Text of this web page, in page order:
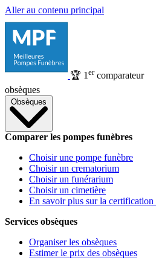
Aller au contenu principal
🏆 1 ercomparateur
obsèques
Obsèques
Comparer les pompes funèbres
Choisir une pompe funèbre
Choisir un crematorium
Choisir un funérarium
Choisir un cimetière
En savoir plus sur la
Services obsèques
Organiser les obsèques
Estimer le prix des obsèques